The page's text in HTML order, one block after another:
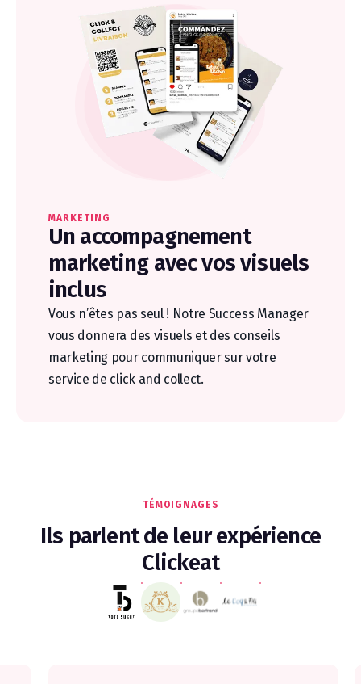
MARKETING
Un accompagnement
marketing avec vos visuels
inclus
Vous n’êtes pas seul ! Notre Success Manager
vous donnera des visuels et des conseils
marketing pour communiquer sur votre
service de click and collect.
TÉMOIGNAGES
Ils parlent de leur expérience
Clickeat